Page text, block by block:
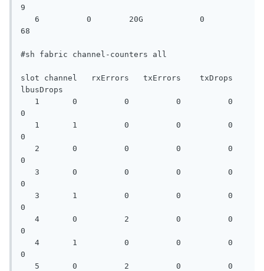
9
68
#sh fabric channel-counters all
slot channel   rxErrors   txErrors    txDrops
lbusDrops
0
0
0
0
0
0
0